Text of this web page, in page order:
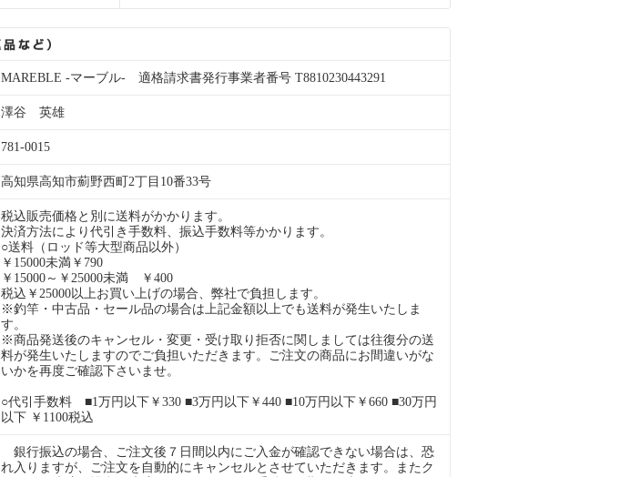
MAREBLE -マーブル- 適格請求書発行事業者番号 T8810230443291
澤谷 英雄
781-0015
高知県高知市薊野西町2丁目10番33号
税込販売価格と別に送料がかかります。
決済方法により代引き手数料、振込手数料等かかります。
○送料（ロッド等大型商品以外）
￥15000未満￥790
￥15000～￥25000未満 ￥400
税込￥25000以上お買い上げの場合、弊社で負担します。
※釣竿・中古品・セール品の場合は上記金額以上でも送料が発生いたしま
す。
※商品発送後のキャンセル・変更・受け取り拒否に関しましては往復分の送
料が発生いたしますのでご負担いただきます。ご注文の商品にお間違いがな
いかを再度ご確認下さいませ。
○代引手数料 ■1万円以下￥330 ■3万円以下￥440 ■10万円以下￥660 ■30万円
以下 ￥1100税込
銀行振込の場合、ご注文後７日間以内にご入金が確認できない場合は、恐
れ入りますが、ご注文を自動的にキャンセルとさせていただきます。またク